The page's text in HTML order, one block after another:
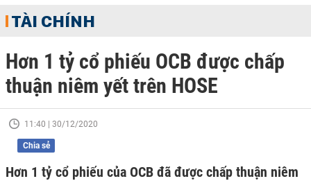
TÀI CHÍNH
Hơn 1 tỷ cổ phiếu OCB được chấp
thuận niêm yết trên HOSE
11:40 | 30/12/2020
Chia sẻ
Hơn 1 tỷ cổ phiếu của OCB đã được chấp thuận niêm